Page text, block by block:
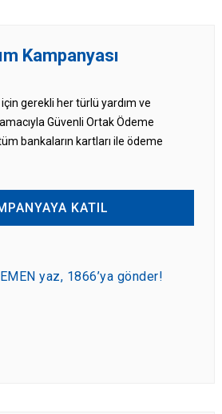
Kampanyası
gerekli her türlü yardım ve
Güvenli Ortak Ödeme
bankaların kartları ile ödeme
KATIL
yaz, 1866’ya gönder!